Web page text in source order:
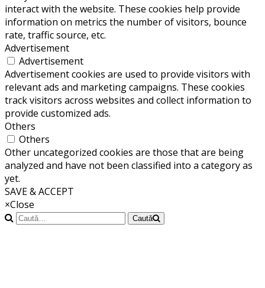
interact with the website. These cookies help provide
information on metrics the number of visitors, bounce
rate, traffic source, etc.
Advertisement
Advertisement
Advertisement cookies are used to provide visitors with
relevant ads and marketing campaigns. These cookies
track visitors across websites and collect information to
provide customized ads.
Others
Others
Other uncategorized cookies are those that are being
analyzed and have not been classified into a category as
yet.
SAVE & ACCEPT
×Close
Caută